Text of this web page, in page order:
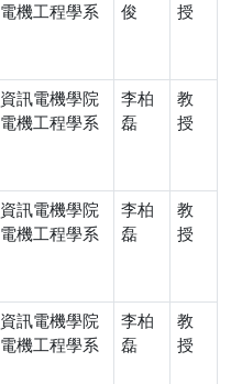
電機工程學系 俊 授
資訊電機學院
電機工程學系
李柏
磊
教
授
資訊電機學院
電機工程學系
李柏
磊
教
授
資訊電機學院
電機工程學系
李柏
磊
教
授